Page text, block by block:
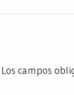
Los campos